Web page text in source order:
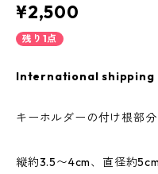
¥2,500
残り1点
International shipping
キーホルダーの付け根部
縦約3.5〜4cm、直径約